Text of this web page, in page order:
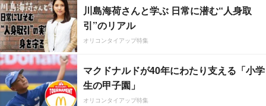
川島海荷さんと学ぶ 日常に潜む“人身取
引”のリアル
オリコンタイアップ特集
マクドナルドが40年にわたり支える「小学
生の甲子園」
オリコンタイアップ特集